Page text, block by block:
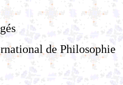
de Philosophie